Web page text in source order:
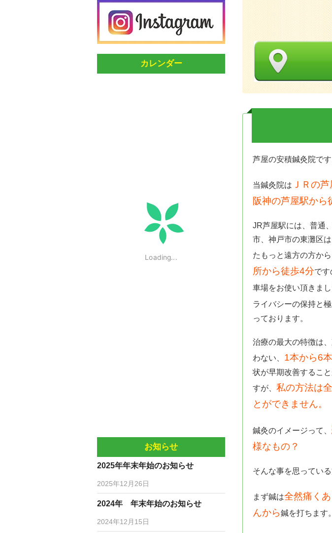
芦屋の安積鍼灸院です
当鍼灸院は ＪＲの
阪神の芦屋駅から
JR芦屋駅には、普通
市、神戸市の東灘区
たもっと遠方の方か
所から徒歩4分で
車場をお使い頂きまし
ライバシーの保持と
っております。
治療の最大の特徴は
わない、 1本から6
状が早期改善するこ
すが、 私の方法は
とができません。
鍼灸のイメージって、
様なもの？
そんな事を思ってい
まず鍼は全然痛くあ
んから鍼を打ちます。
カレンダー
お知らせ
2025年年末年始のお知らせ
2025年12月26日
2024年 年末年始のお知らせ
2024年12月15日